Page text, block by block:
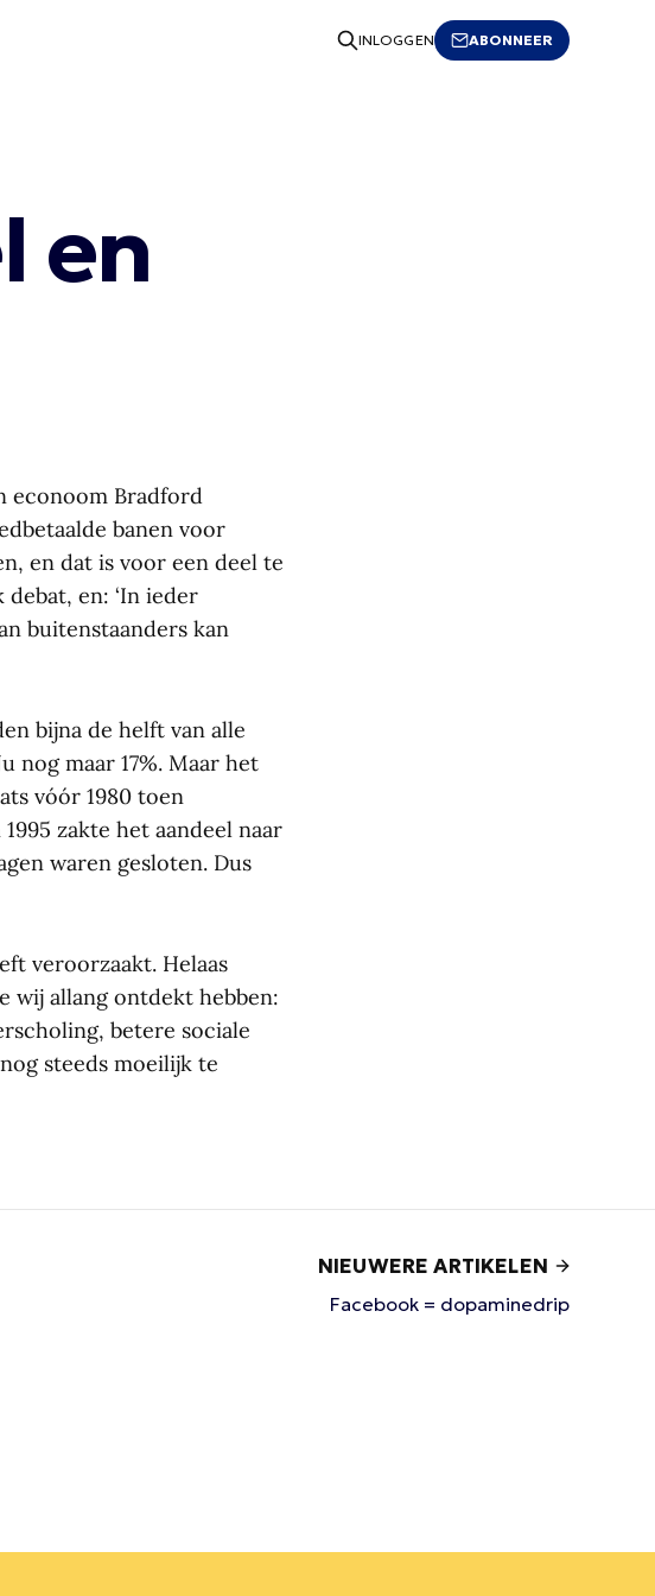
INLOGGEN ABONNEER
en
econoom Bradford
banen voor
en dat is voor een deel te
en: ‘In ieder
buitenstaanders kan
bijna de helft van alle
nog maar 17%. Maar het
vóór 1980 toen
zakte het aandeel naar
waren gesloten. Dus
veroorzaakt. Helaas
wij allang ontdekt hebben:
betere sociale
steeds moeilijk te
NIEUWERE ARTIKELEN
Facebook = dopaminedrip